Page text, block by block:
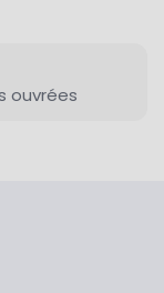
ouvrées